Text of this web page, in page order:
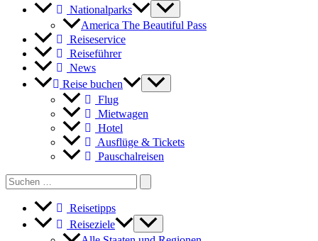
Nationalparks
America The Beautiful Pass
Reiseservice
Reiseführer
News
Reise buchen
Flug
Mietwagen
Hotel
Ausflüge & Tickets
Pauschalreisen
Search
for:
Reisetipps
Reiseziele